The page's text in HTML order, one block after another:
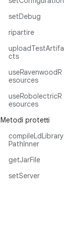
setDebug
ripartire
uploadTestArtifa
cts
useRavenwoodR
esources
useRobolectricR
esources
Metodi protetti
compileLdLibrary
PathInner
getJarFile
setServer